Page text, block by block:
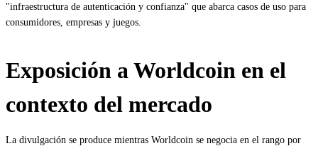
"infraestructura de autenticación y confianza" que abarca casos de uso para
consumidores, empresas y juegos.
Exposición a Worldcoin en el
contexto del mercado
La divulgación se produce mientras Worldcoin se negocia en el rango por